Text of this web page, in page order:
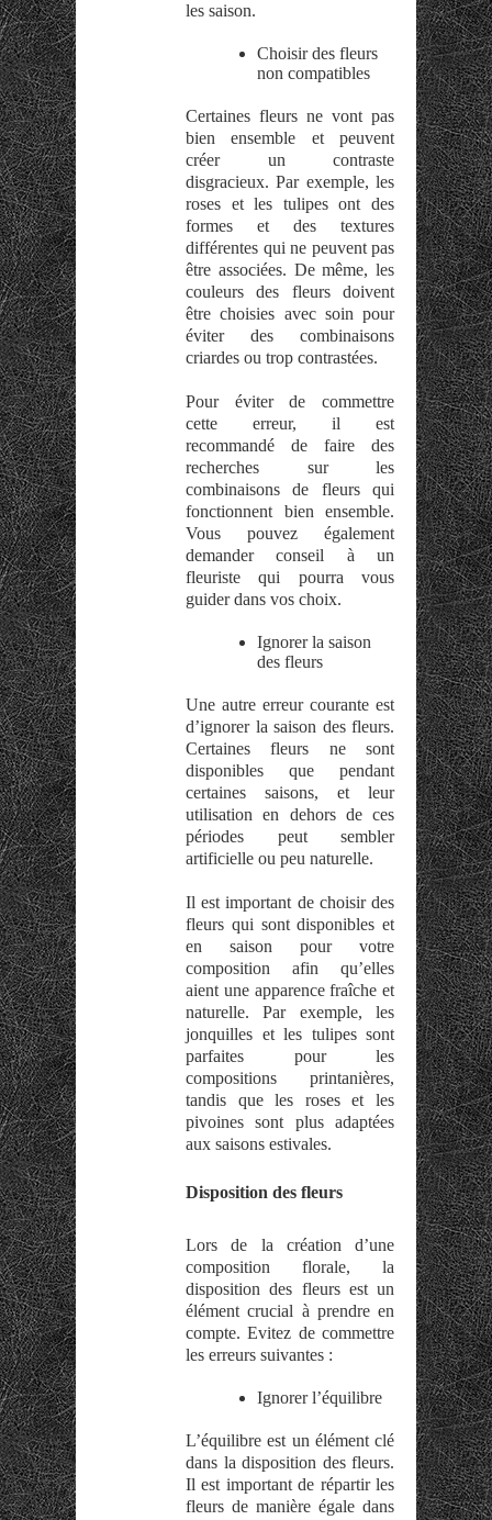
les saison.
Choisir des fleurs
non compatibles
Certaines fleurs ne vont pas
bien ensemble et peuvent
créer un contraste
disgracieux. Par exemple, les
roses et les tulipes ont des
formes et des textures
différentes qui ne peuvent pas
être associées. De même, les
couleurs des fleurs doivent
être choisies avec soin pour
éviter des combinaisons
criardes ou trop contrastées.
Pour éviter de commettre
cette erreur, il est
recommandé de faire des
recherches sur les
combinaisons de fleurs qui
fonctionnent bien ensemble.
Vous pouvez également
demander conseil à un
fleuriste qui pourra vous
guider dans vos choix.
Ignorer la saison
des fleurs
Une autre erreur courante est
d’ignorer la saison des fleurs.
Certaines fleurs ne sont
disponibles que pendant
certaines saisons, et leur
utilisation en dehors de ces
périodes peut sembler
artificielle ou peu naturelle.
Il est important de choisir des
fleurs qui sont disponibles et
en saison pour votre
composition afin qu’elles
aient une apparence fraîche et
naturelle. Par exemple, les
jonquilles et les tulipes sont
parfaites pour les
compositions printanières,
tandis que les roses et les
pivoines sont plus adaptées
aux saisons estivales.
Disposition des fleurs
Lors de la création d’une
composition florale, la
disposition des fleurs est un
élément crucial à prendre en
compte. Evitez de commettre
les erreurs suivantes :
Ignorer l’équilibre
L’équilibre est un élément clé
dans la disposition des fleurs.
Il est important de répartir les
fleurs de manière égale dans